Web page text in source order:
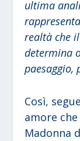
ultima
realtà che
determina
paesaggio,
Così,
amore
Madonna